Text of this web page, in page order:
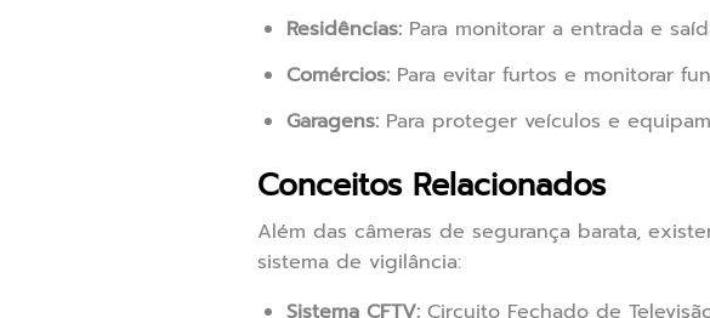
Residências: Para monitorar a entrada e
Comércios: Para evitar furtos e monitorar
Garagens: Para proteger veículos e
Conceitos Relacionados
Além das câmeras de segurança barata,
sistema de vigilância:
Sistema CFTV: Circuito Fechado de